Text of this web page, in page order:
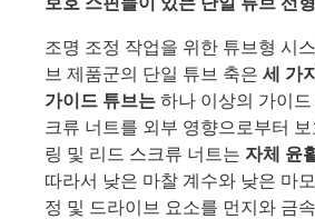
조명 조정 작업을 위한 튜브형 시
브 제품군의 단일 튜브 축은 세 가
가이드 튜브는 하나 이상의 가이
크류 너트를 외부 영향으로부터
링 및 리드 스크류 너트는 자체 윤
따라서 낮은 마찰 계수와 낮은 마
정 및 드라이브 요소를 먼지와 금